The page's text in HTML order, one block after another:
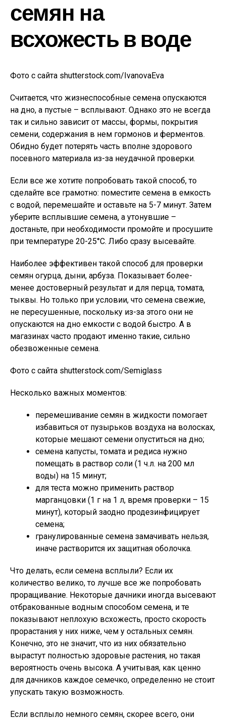
семян на
всхожесть в воде
Фото с сайта shutterstock.com/IvanovaEva
Считается, что жизнеспособные семена опускаются
на дно, а пустые – всплывают. Однако это не всегда
так и сильно зависит от массы, формы, покрытия
семени, содержания в нем гормонов и ферментов.
Обидно будет потерять часть вполне здорового
посевного материала из-за неудачной проверки.
Если все же хотите попробовать такой способ, то
сделайте все грамотно: поместите семена в емкость
с водой, перемешайте и оставьте на 5-7 минут. Затем
уберите всплывшие семена, а утонувшие –
достаньте, при необходимости промойте и просушите
при температуре 20-25°С. Либо сразу высевайте.
Наиболее эффективен такой способ для проверки
семян огурца, дыни, арбуза. Показывает более-
менее достоверный результат и для перца, томата,
тыквы. Но только при условии, что семена свежие,
не пересушенные, поскольку из-за этого они не
опускаются на дно емкости с водой быстро. А в
магазинах часто продают именно такие, сильно
обезвоженные семена.
Фото с сайта shutterstock.com/Semiglass
Несколько важных моментов:
перемешивание семян в жидкости помогает
избавиться от пузырьков воздуха на волосках,
которые мешают семени опуститься на дно;
семена капусты, томата и редиса нужно
помещать в раствор соли (1 ч.л. на 200 мл
воды) на 15 минут;
для теста можно применить раствор
марганцовки (1 г на 1 л, время проверки – 15
минут), который заодно продезинфицирует
семена;
гранулированные семена замачивать нельзя,
иначе растворится их защитная оболочка.
Что делать, если семена всплыли? Если их
количество велико, то лучше все же попробовать
проращивание. Некоторые дачники иногда высевают
отбракованные водным способом семена, и те
показывают неплохую всхожесть, просто скорость
прорастания у них ниже, чем у остальных семян.
Конечно, это не значит, что из них обязательно
вырастут полностью здоровые растения, но такая
вероятность очень высока. А учитывая, как ценно
для дачников каждое семечко, определенно не стоит
упускать такую возможность.
Если всплыло немного семян, скорее всего, они